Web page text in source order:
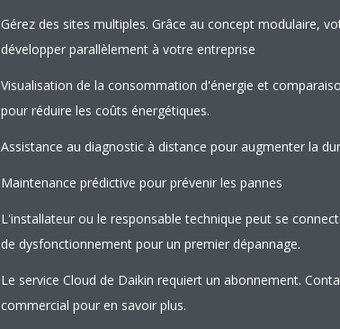
Gérez des sites multiples. Grâce au concept modulaire,
développer parallèlement à votre entreprise
Visualisation de la consommation d'énergie et
pour réduire les coûts énergétiques.
Assistance au diagnostic à distance pour augmenter la
Maintenance prédictive pour prévenir les pannes
L'installateur ou le responsable technique peut se
de dysfonctionnement pour un premier dépannage.
Le service Cloud de Daikin requiert un abonnement.
commercial pour en savoir plus.